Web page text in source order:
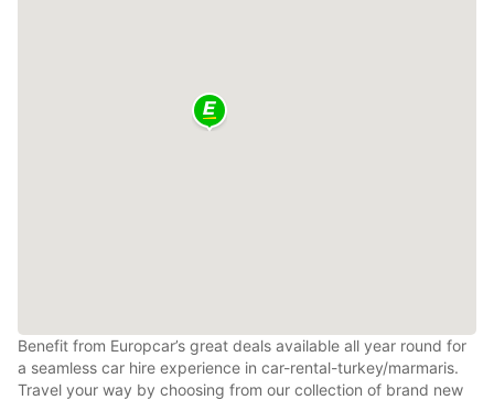
Benefit from Europcar’s great deals available all year round for
a seamless car hire experience in car-rental-turkey/marmaris.
Travel your way by choosing from our collection of brand new